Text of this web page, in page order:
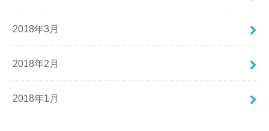
2018年3月
2018年2月
2018年1月